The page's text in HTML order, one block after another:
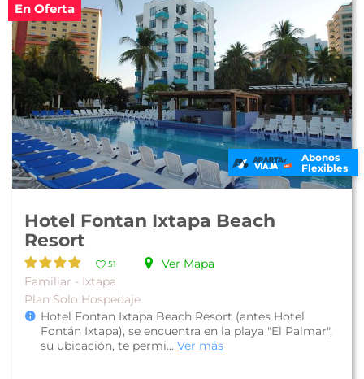
En Oferta
Abonos
Flexibles
Hotel Fontan Ixtapa Beach
Resort
51
Ver Mapa
Familiar - Ixtapa
Plan Solo Hospedaje
Hotel Fontan Ixtapa Beach Resort (antes Hotel
Fontán Ixtapa), se encuentra en la playa "El Palmar",
su ubicación, te permi... Ver más